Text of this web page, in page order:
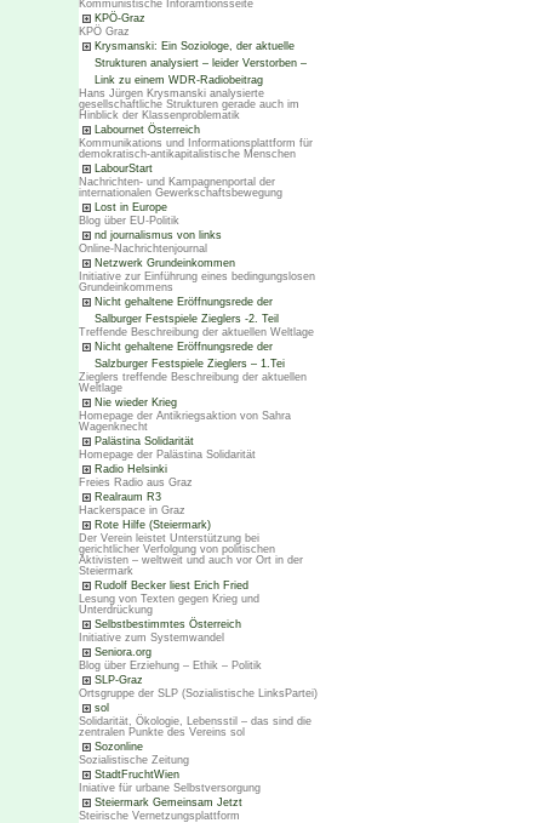
Kommunistische Inforamtionsseite
KPÖ-Graz
KPÖ Graz
Krysmanski: Ein Soziologe, der aktuelle
Strukturen analysiert – leider Verstorben –
Link zu einem WDR-Radiobeitrag
Hans Jürgen Krysmanski analysierte
gesellschaftliche Strukturen gerade auch im
Hinblick der Klassenproblematik
Labournet Österreich
Kommunikations und Informationsplattform für
demokratisch-antikapitalistische Menschen
LabourStart
Nachrichten- und Kampagnenportal der
internationalen Gewerkschaftsbewegung
Lost in Europe
Blog über EU-Politik
nd journalismus von links
Online-Nachrichtenjournal
Netzwerk Grundeinkommen
Initiative zur Einführung eines bedingungslosen
Grundeinkommens
Nicht gehaltene Eröffnungsrede der
Salburger Festspiele Zieglers -2. Teil
Treffende Beschreibung der aktuellen Weltlage
Nicht gehaltene Eröffnungsrede der
Salzburger Festspiele Zieglers – 1.Tei
Zieglers treffende Beschreibung der aktuellen
Weltlage
Nie wieder Krieg
Homepage der Antikriegsaktion von Sahra
Wagenknecht
Palästina Solidarität
Homepage der Palästina Solidarität
Radio Helsinki
Freies Radio aus Graz
Realraum R3
Hackerspace in Graz
Rote Hilfe (Steiermark)
Der Verein leistet Unterstützung bei
gerichtlicher Verfolgung von politischen
Aktivisten – weltweit und auch vor Ort in der
Steiermark
Rudolf Becker liest Erich Fried
Lesung von Texten gegen Krieg und
Unterdrückung
Selbstbestimmtes Österreich
Initiative zum Systemwandel
Seniora.org
Blog über Erziehung – Ethik – Politik
SLP-Graz
Ortsgruppe der SLP (Sozialistische LinksPartei)
sol
Solidarität, Ökologie, Lebensstil – das sind die
zentralen Punkte des Vereins sol
Sozonline
Sozialistische Zeitung
StadtFruchtWien
Iniative für urbane Selbstversorgung
Steiermark Gemeinsam Jetzt
Steirische Vernetzungsplattform